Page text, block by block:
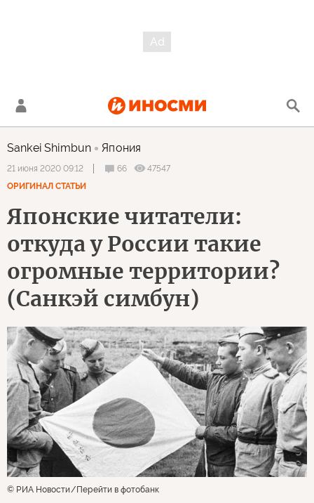
Sankei Shimbun Япония
21 июня 2020 09:12 66
47547
ОРИГИНАЛ СТАТЬИ
Японские читатели:
откуда у России такие
огромные территории?
(Санкэй симбун)
© РИА Новости Перейти в фотобанк